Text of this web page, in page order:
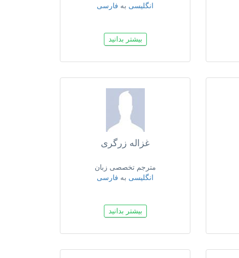
انگلیسی به فارسی
بیشتر بدانید
غزاله زرگری
مترجم تخصصی زبان
انگلیسی به فارسی
بیشتر بدانید